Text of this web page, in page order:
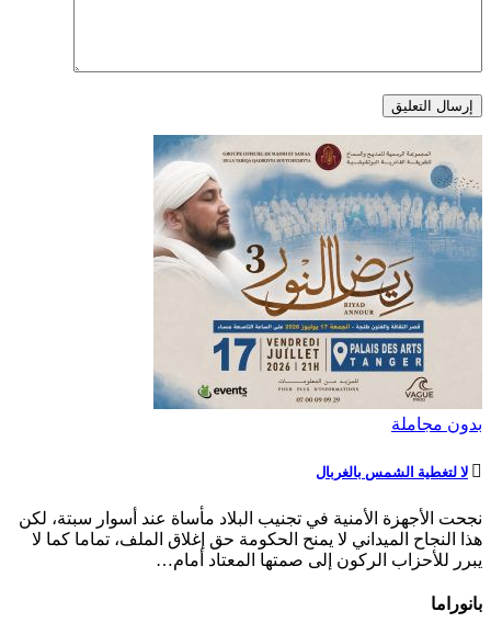
بدون مجاملة
لا لتغطية الشمس بالغربال
نجحت الأجهزة الأمنية في تجنيب البلاد مأساة عند أسوار سبتة، لكن
هذا النجاح الميداني لا يمنح الحكومة حق إغلاق الملف، تماما كما لا
يبرر للأحزاب الركون إلى صمتها المعتاد أمام…
بانوراما